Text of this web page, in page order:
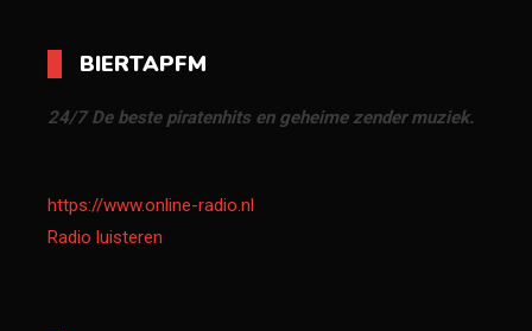
BIERTAPFM
24/7 De beste piratenhits en geheime zender muziek.
https://www.online-radio.nl
Radio luisteren